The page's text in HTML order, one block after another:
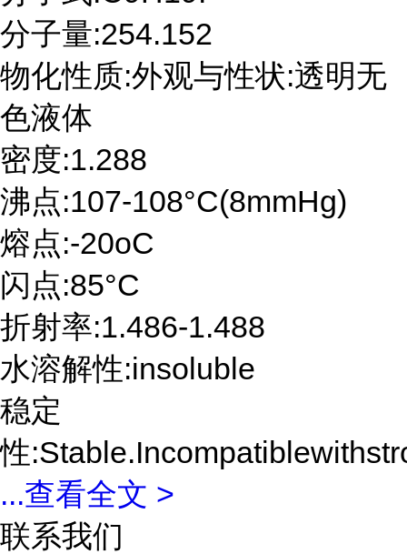
分子量:254.152
物化性质:外观与性状:透明无
色液体
密度:1.288
沸点:107-108°C(8mmHg)
熔点:-20oC
闪点:85°C
折射率:1.486-1.488
水溶解性:insoluble
稳定
性
...查看全文 >
联系我们